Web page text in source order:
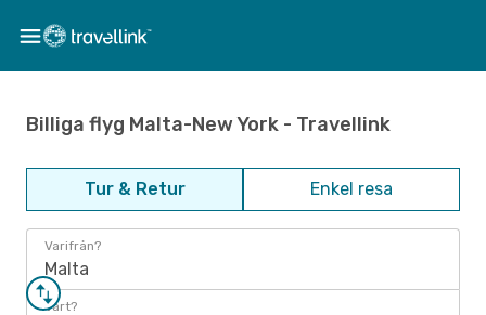
Billiga flyg Malta-New York - Travellink
Tur & Retur Enkel resa
Varifrån?
Malta
Vart?